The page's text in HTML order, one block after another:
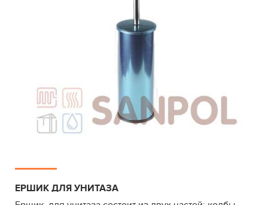
ЕРШИК ДЛЯ УНИТАЗА